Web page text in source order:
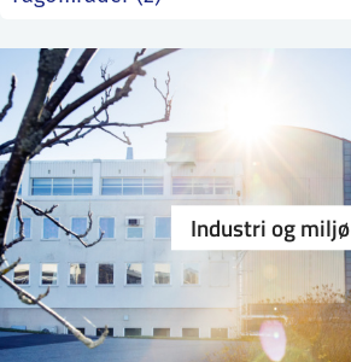
PRESSE ENGLISH
Industri og miljø